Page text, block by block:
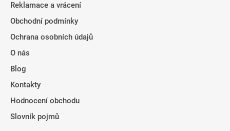
Reklamace a vrácení
Obchodní podmínky
Ochrana osobních údajů
O nás
Blog
Kontakty
Hodnocení obchodu
Slovník pojmů